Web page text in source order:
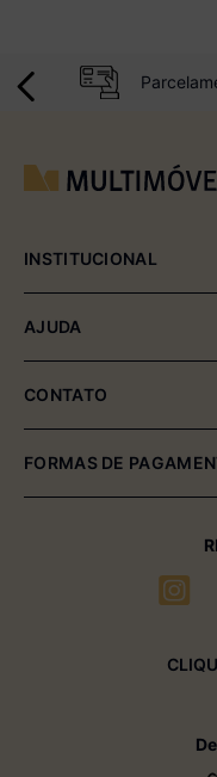
INSTITUCIONAL
Política de Entrega e
AJUDA
Fale Conosco
CONTATO
(54) 2102-4000
(54) 99611-6238 (seg
sac01@multimóveis.com
FORMAS DE